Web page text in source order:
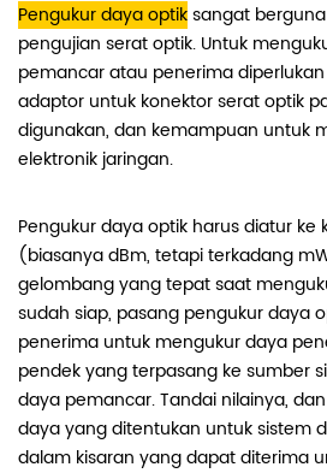
Pengukur daya optiksangat
pengujian serat optik. Untuk
pemancar atau penerima
adaptor untuk konektor serat optik
digunakan, dan kemampuan untuk
elektronik jaringan.
Pengukur daya optik harus diatur ke
(biasanya dBm, tetapi terkadang
gelombang yang tepat saat
sudah siap, pasang pengukur daya
penerima untuk mengukur daya
pendek yang terpasang ke sumber
daya pemancar. Tandai nilainya,
daya yang ditentukan untuk sistem
dalam kisaran yang dapat diterima